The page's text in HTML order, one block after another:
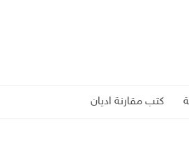
كتب مقارنة اديان